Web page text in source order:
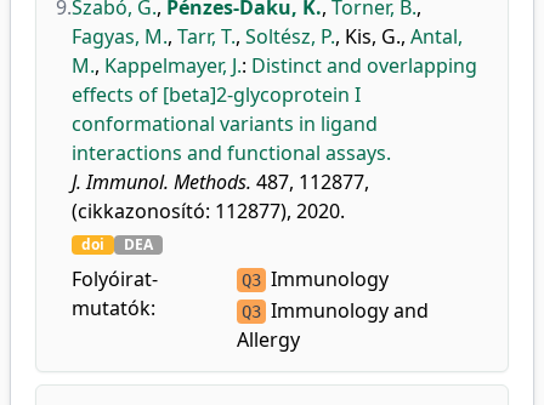
9.Szabó, G., Pénzes-Daku, K., Torner, B.,
Fagyas, M., Tarr, T., Soltész, P., Kis, G., Antal,
M., Kappelmayer, J.: Distinct and overlapping
effects of [beta]2-glycoprotein I
conformational variants in ligand
interactions and functional assays.
J. Immunol. Methods. 487, 112877,
(cikkazonosító: 112877), 2020.
doi DEA
Folyóirat-
mutatók:
Q3 Immunology
Q3 Immunology and
Allergy